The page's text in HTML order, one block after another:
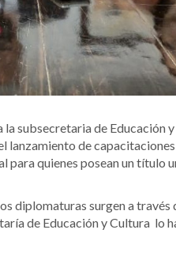
subsecretaria de Educación
lanzamiento de
para quienes posean un título
diplomaturas surgen a través
de Educación y Cultura lo